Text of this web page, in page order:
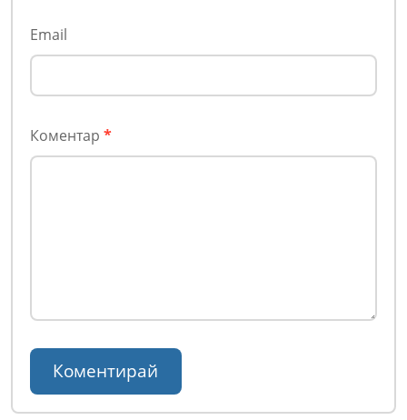
Email
Коментар *